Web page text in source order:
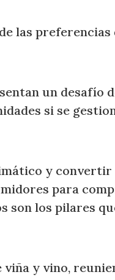
las preferencias
un desafío
si se
y convertir
para
son los pilares
y vino,